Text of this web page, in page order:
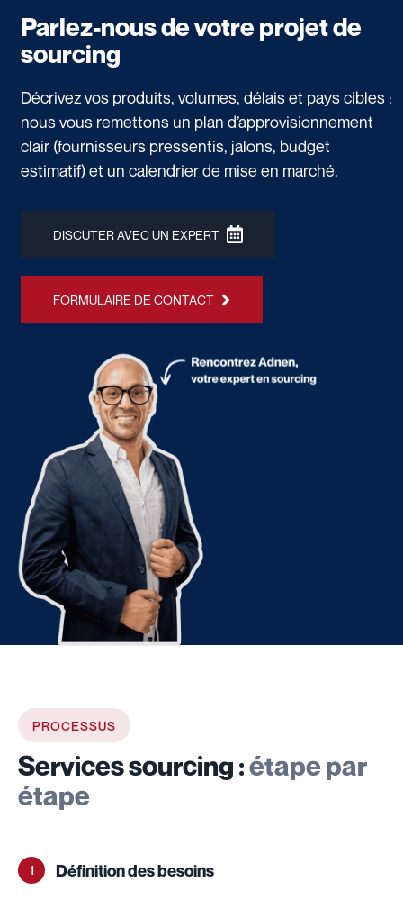
Parlez-nous de votre projet de
sourcing
Décrivez vos produits, volumes, délais et pays cibles :
nous vous remettons un plan d’approvisionnement
clair (fournisseurs pressentis, jalons, budget
estimatif) et un calendrier de mise en marché.
DISCUTER AVEC UN EXPERT
FORMULAIRE DE CONTACT
PROCESSUS
Services sourcing :étape par
étape
1 Définition des besoins